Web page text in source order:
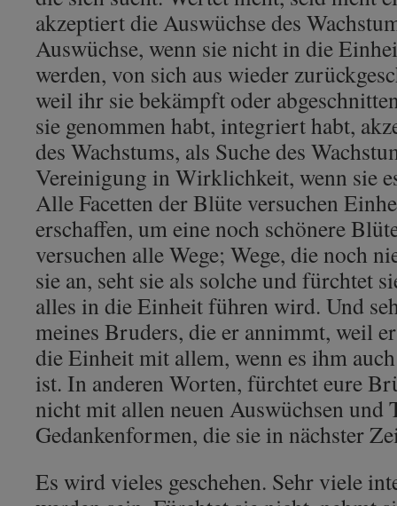
akzeptiert die Auswüchse des
Auswüchse, wenn sie nicht in die
werden, von sich aus wieder
weil ihr sie bekämpft oder
sie genommen habt, integriert habt,
des Wachstums, als Suche des
Vereinigung in Wirklichkeit, wenn sie
Alle Facetten der Blüte versuchen
erschaffen, um eine noch schönere
versuchen alle Wege; Wege, die noch
sie an, seht sie als solche und fürchtet
alles in die Einheit führen wird. Und
meines Bruders, die er annimmt, weil
die Einheit mit allem, wenn es ihm
ist. In anderen Worten, fürchtet eure
nicht mit allen neuen Auswüchsen und
Gedankenformen, die sie in nächster
Es wird vieles geschehen. Sehr viele